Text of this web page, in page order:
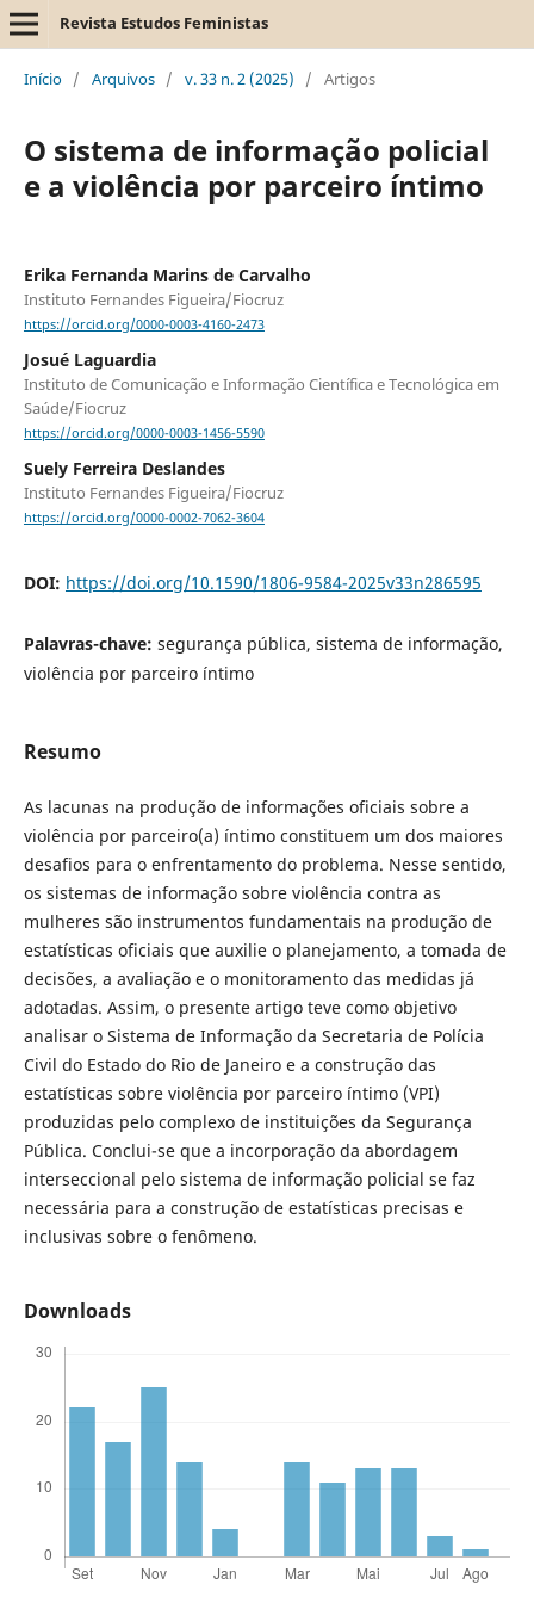
Revista Estudos Feministas
Início / Arquivos / v. 33 n. 2 (2025) / Artigos
O sistema de informação policial
e a violência por parceiro íntimo
Erika Fernanda Marins de Carvalho
Instituto Fernandes Figueira/Fiocruz
https://orcid.org/0000-0003-4160-2473
Josué Laguardia
Instituto de Comunicação e Informação Científica e Tecnológica em
Saúde/Fiocruz
https://orcid.org/0000-0003-1456-5590
Suely Ferreira Deslandes
Instituto Fernandes Figueira/Fiocruz
https://orcid.org/0000-0002-7062-3604
DOI: https://doi.org/10.1590/1806-9584-2025v33n286595
Palavras-chave: segurança pública, sistema de informação,
violência por parceiro íntimo
Resumo
As lacunas na produção de informações oficiais sobre a
violência por parceiro(a) íntimo constituem um dos maiores
desafios para o enfrentamento do problema. Nesse sentido,
os sistemas de informação sobre violência contra as
mulheres são instrumentos fundamentais na produção de
estatísticas oficiais que auxilie o planejamento, a tomada de
decisões, a avaliação e o monitoramento das medidas já
adotadas. Assim, o presente artigo teve como objetivo
analisar o Sistema de Informação da Secretaria de Polícia
Civil do Estado do Rio de Janeiro e a construção das
estatísticas sobre violência por parceiro íntimo (VPI)
produzidas pelo complexo de instituições da Segurança
Pública. Conclui-se que a incorporação da abordagem
interseccional pelo sistema de informação policial se faz
necessária para a construção de estatísticas precisas e
inclusivas sobre o fenômeno.
Downloads